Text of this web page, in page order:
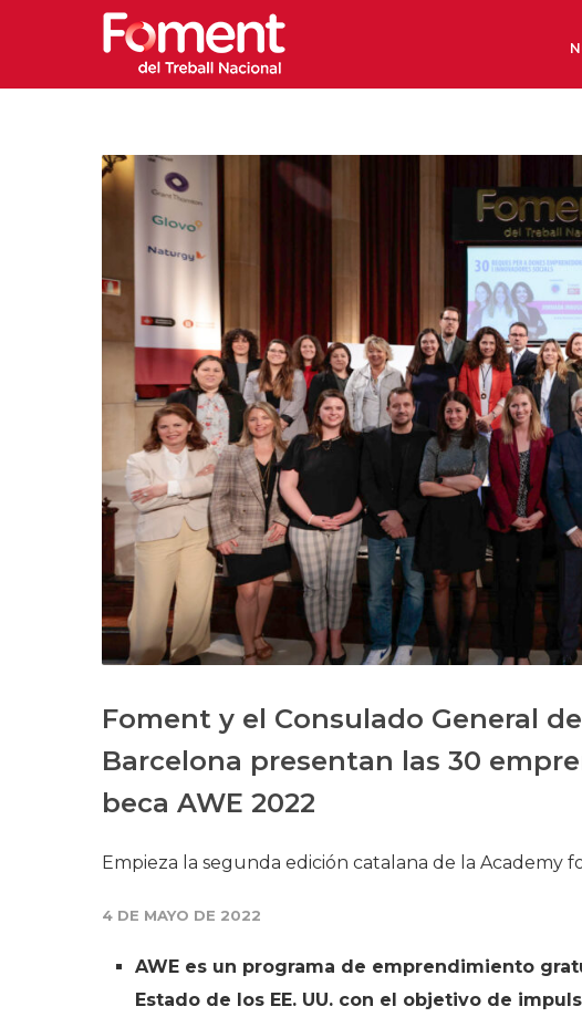
Foment y el Consulado General
Barcelona presentan las 30
beca AWE 2022
Empieza la segunda edición catalana de la Academy
4 DE MAYO DE 2022
AWE es un programa de emprendimiento
Estado de los EE. UU. con el objetivo de